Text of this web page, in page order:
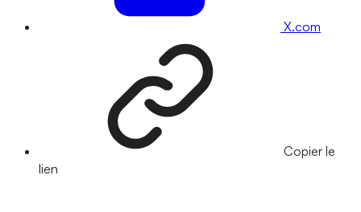
X.com
Copier le
lien